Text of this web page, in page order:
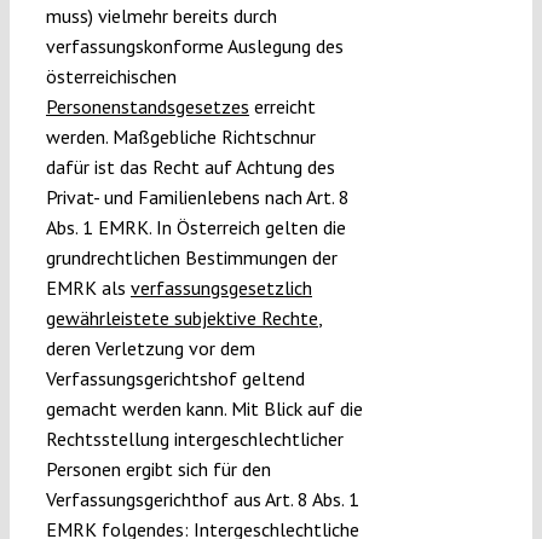
muss) vielmehr bereits durch
verfassungskonforme Auslegung des
österreichischen
Personenstandsgesetzes erreicht
werden. Maßgebliche Richtschnur
dafür ist das Recht auf Achtung des
Privat- und Familienlebens nach Art. 8
Abs. 1 EMRK. In Österreich gelten die
grundrechtlichen Bestimmungen der
EMRK als verfassungsgesetzlich
gewährleistete subjektive Rechte,
deren Verletzung vor dem
Verfassungsgerichtshof geltend
gemacht werden kann. Mit Blick auf die
Rechtsstellung intergeschlechtlicher
Personen ergibt sich für den
Verfassungsgerichthof aus Art. 8 Abs. 1
EMRK folgendes: Intergeschlechtliche